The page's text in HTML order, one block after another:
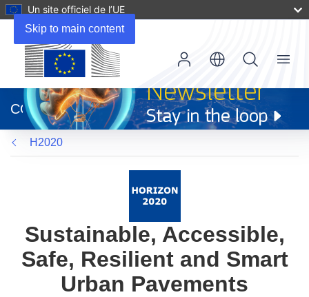
Skip to main content
Un site officiel de l’UE
dans
une
nouvelle
fenêtre)
CORDIS
Menu
H2020
Sustainable, Accessible,
Safe, Resilient and Smart
Urban Pavements